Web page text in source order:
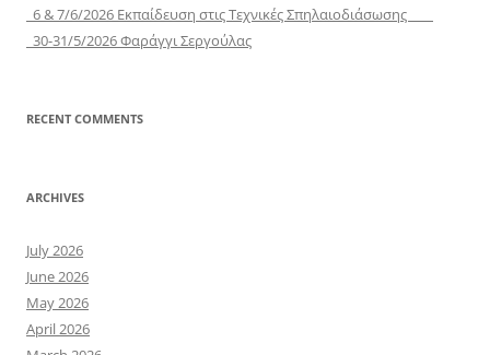
6 & 7/6/2026 Εκπαίδευση στις Τεχνικές Σπηλαιοδιάσωσης
30-31/5/2026 Φαράγγι Σεργούλας
RECENT COMMENTS
ARCHIVES
July 2026
June 2026
May 2026
April 2026